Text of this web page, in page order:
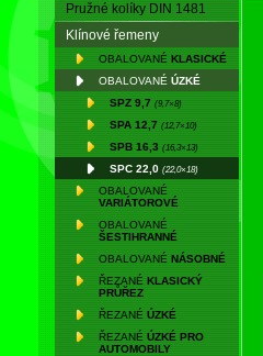
Pružné kolíky DIN 1481
Klínové řemeny
OBALOVANÉ KLASICKÉ
OBALOVANÉ ÚZKÉ
SPZ 9,7 (9,7×8)
SPA 12,7 (12,7×10)
SPB 16,3 (16,3×13)
SPC 22,0 (22,0×18)
OBALOVANÉ
VARIÁTOROVÉ
OBALOVANÉ
ŠESTIHRANNÉ
OBALOVANÉ NÁSOBNÉ
ŘEZANÉ KLASICKÝ
PRŮŘEZ
ŘEZANÉ ÚZKÉ
ŘEZANÉ ÚZKÉ PRO
AUTOMOBILY